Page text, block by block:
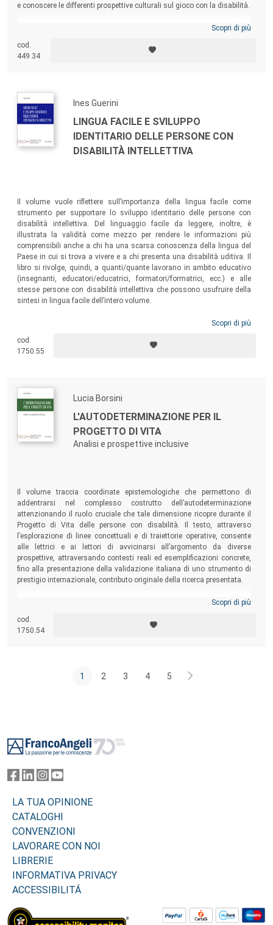
e conoscere le differenti prospettive culturali sul gioco con la disabilità.
Scopri di più
cod.
449.34
Ines Guerini
LINGUA FACILE E SVILUPPO
IDENTITARIO DELLE PERSONE CON
DISABILITÀ INTELLETTIVA
Il volume vuole riflettere sull’importanza della lingua facile come
strumento per supportare lo sviluppo identitario delle persone con
disabilità intellettiva. Del linguaggio facile da leggere, inoltre, è
illustrata la validità come mezzo per rendere le informazioni più
comprensibili anche a chi ha una scarsa conoscenza della lingua del
Paese in cui si trova a vivere e a chi presenta una disabilità uditiva. Il
libro si rivolge, quindi, a quanti/quante lavorano in ambito educativo
(insegnanti, educatori/educatrici, formatori/formatrici, ecc.) e alle
stesse persone con disabilità intellettiva che possono usufruire della
sintesi in lingua facile dell’intero volume.
Scopri di più
cod.
1750.55
Lucia Borsini
L'AUTODETERMINAZIONE PER IL
PROGETTO DI VITA
Analisi e prospettive inclusive
Il volume traccia coordinate epistemologiche che permettono di
addentrarsi nel complesso costrutto dell’autodeterminazione
attenzionando il ruolo cruciale che tale dimensione ricopre durante il
Progetto di Vita delle persone con disabilità. Il testo, attraverso
l’esplorazione di linee concettuali e di traiettorie operative, consente
alle lettrici e ai lettori di avvicinarsi all’argomento da diverse
prospettive, attraversando contesti reali ed esemplificazioni concrete,
fino alla presentazione della validazione italiana di uno strumento di
prestigio internazionale, contributo originale della ricerca presentata.
Scopri di più
cod.
1750.54
1 2 3 4 5
LA TUA OPINIONE
CATALOGHI
CONVENZIONI
LAVORARE CON NOI
LIBRERIE
INFORMATIVA PRIVACY
ACCESSIBILITÁ